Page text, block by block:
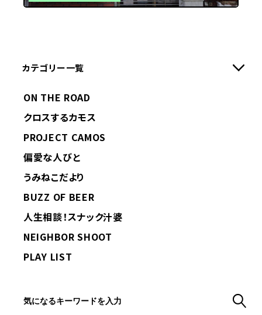
カテゴリー一覧
ON THE ROAD
クロスするカモス
PROJECT CAMOS
偏愛な人びと
うみねこだより
BUZZ OF BEER
人生相談！スナック汁婆
NEIGHBOR SHOOT
PLAY LIST